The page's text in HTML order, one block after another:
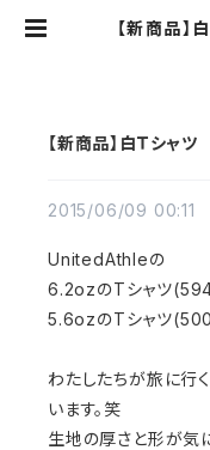
【新商品
【新商品】白Ｔシャツ
2015/06/09 00:11
UnitedAthleの
6.2ozのTシャツ
5.6ozのTシャツ
わたしたちが旅に行く
います。笑
生地の厚さと形が気